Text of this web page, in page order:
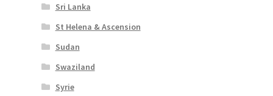
Sri Lanka
St Helena & Ascension
Sudan
Swaziland
Syrie